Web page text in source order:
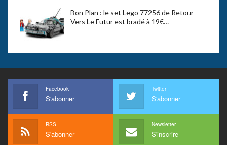
Bon Plan : le set Lego 77256 de Retour
Vers Le Futur est bradé à 19€…
Facebook
S'abonner
Twitter
S'abonner
RSS
S'abonner
Newsletter
S'inscrire